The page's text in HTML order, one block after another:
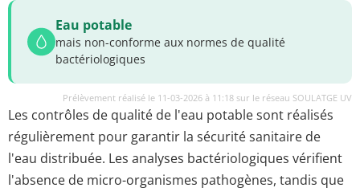
Eau potable
mais non-conforme aux normes de qualité
bactériologiques
Prélèvement réalisé le 11-03-2026 à 11:18 sur le réseau SOULATGE UV
Les contrôles de qualité de l'eau potable sont réalisés
régulièrement pour garantir la sécurité sanitaire de
l'eau distribuée. Les analyses bactériologiques vérifient
l'absence de micro-organismes pathogènes, tandis que